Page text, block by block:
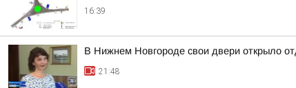
16:39
В Нижнем Новгороде свои двери открыло
21:48